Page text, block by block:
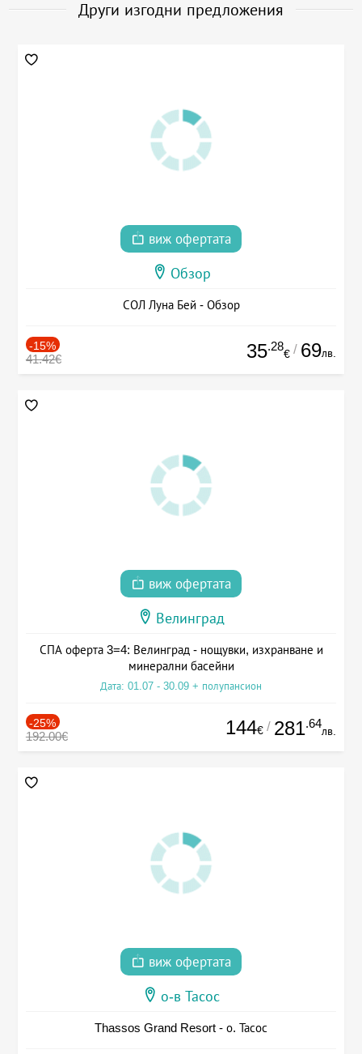
Други изгодни предложения
виж офертата
Обзор
СОЛ Луна Бей - Обзор
-15%
41.42€ 35.28
€ / 69лв.
виж офертата
Велинград
СПА оферта 3=4: Велинград - нощувки, изхранване и
минерални басейни
Дата: 01.07 - 30.09 + полупансион
-25%
192.00€ 144€ / 281.64
лв.
виж офертата
о-в Тасос
Thassos Grand Resort - о. Тасос